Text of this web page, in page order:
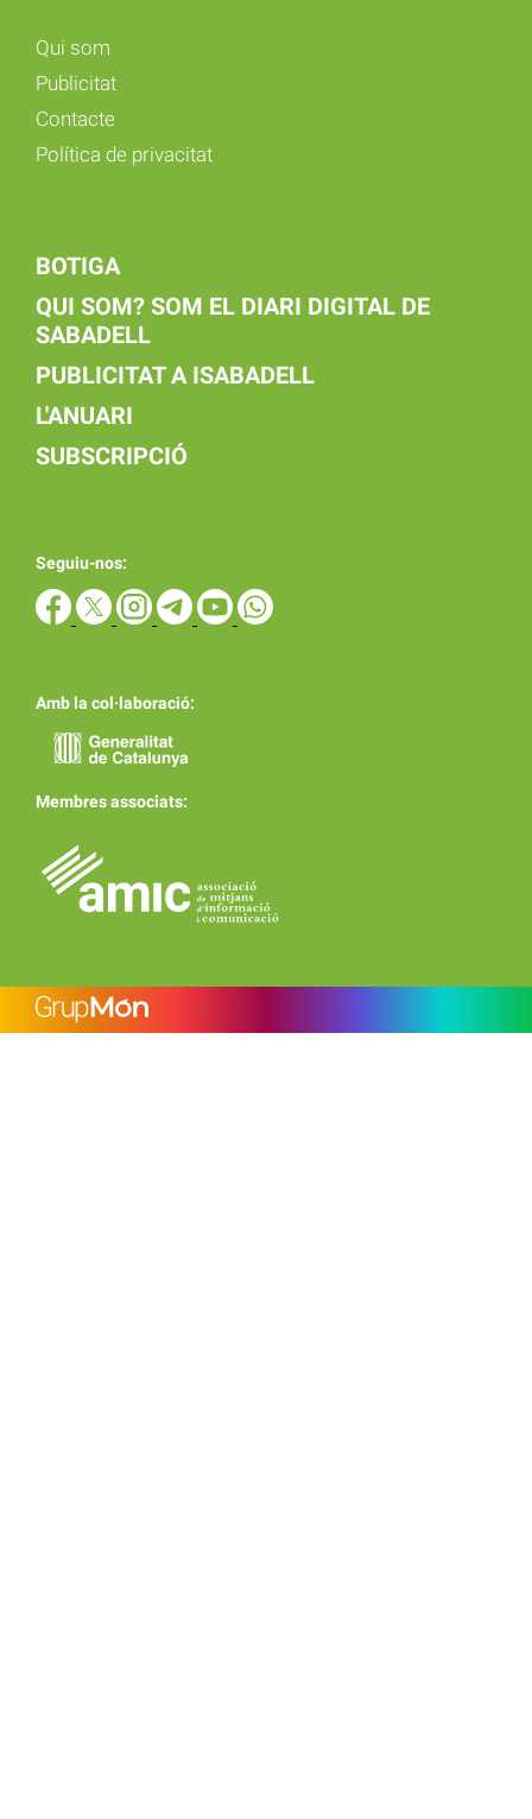
Qui som
Publicitat
Contacte
Política de privacitat
BOTIGA
QUI SOM? SOM EL DIARI DIGITAL DE
SABADELL
PUBLICITAT A ISABADELL
L'ANUARI
SUBSCRIPCIÓ
Seguiu-nos:
Amb la col·laboració:
Membres associats: